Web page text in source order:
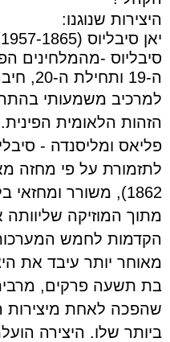
היצירות שנוגנו:
יאן סיבליוס (1957-1865), פליאס ומליסנדה.
סיבליוס -מהמלחינים
ה-19 ותחילת ה-20, חיבר מוזיקה שהפכה
למרכיב משמעותי
הזהות הלאומית הפינית
פליאס ומליסנדה -
1862), משורר ומחזאי בלגי
מתוך המוזיקה
הקדמות לחמש
מאוחר יותר עיבד את
בת תשעה פרקים,
שהפכה לאחת מיצירות
ביותר שלו.